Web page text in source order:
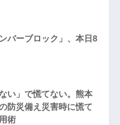
バーブロック」、本日8
い」で慌てない。熊本
防災備え災害時に慌て
術